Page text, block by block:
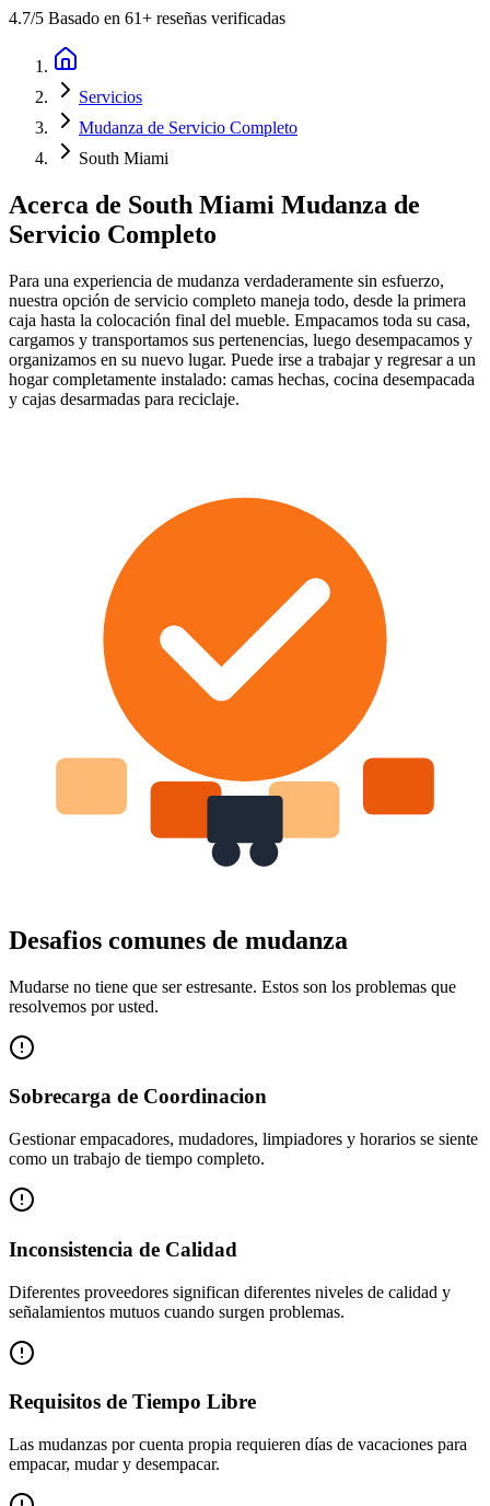
4.7/5 Basado en 61+ reseñas verificadas
Servicios
Mudanza de Servicio Completo
South Miami
Acerca de South Miami Mudanza de
Servicio Completo
Para una experiencia de mudanza verdaderamente sin esfuerzo,
nuestra opción de servicio completo maneja todo, desde la primera
caja hasta la colocación final del mueble. Empacamos toda su casa,
cargamos y transportamos sus pertenencias, luego desempacamos y
organizamos en su nuevo lugar. Puede irse a trabajar y regresar a un
hogar completamente instalado: camas hechas, cocina desempacada
y cajas desarmadas para reciclaje.
Desafios comunes de mudanza
Mudarse no tiene que ser estresante. Estos son los problemas que
resolvemos por usted.
Sobrecarga de Coordinacion
Gestionar empacadores, mudadores, limpiadores y horarios se siente
como un trabajo de tiempo completo.
Inconsistencia de Calidad
Diferentes proveedores significan diferentes niveles de calidad y
señalamientos mutuos cuando surgen problemas.
Requisitos de Tiempo Libre
Las mudanzas por cuenta propia requieren días de vacaciones para
empacar, mudar y desempacar.